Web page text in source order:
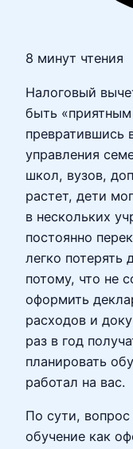
8 минут чтения
Налоговый
быть
превратившись
управления
школ, вузов,
растет, дети
в нескольких
постоянно
легко потерять
потому, что не
оформить
расходов и
раз в год
планировать
работал на вас.
По сути,
обучение как